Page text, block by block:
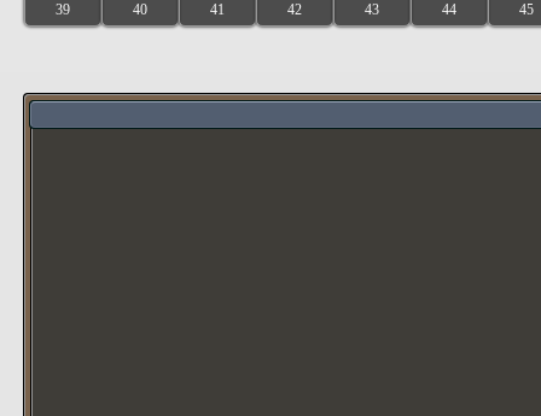
39 40 41 42 43 44 45